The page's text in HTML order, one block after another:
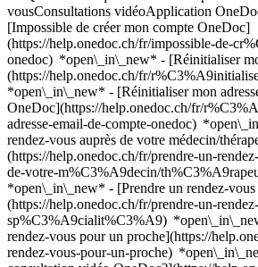
vousConsultations vidéoApplication
[Impossible de créer mon compte OneDoc]
(https://help.onedoc.ch/fr/impossible-de-
onedoc) *open\_in\_new* - [Réinitialiser
(https://help.onedoc.ch/fr/
*open\_in\_new* - [Réinitialiser mon
OneDoc](https://help.onedoc.ch/fr/
adresse-email-de-compte-onedoc)
rendez-vous auprès de votre médecin/
(https://help.onedoc.ch/fr/prendre-un-
de-votre-m%C3%A9decin/
*open\_in\_new* - [Prendre un rendez-
(https://help.onedoc.ch/fr/prendre-un-
sp%C3%A9cialit%C3%A9)
rendez-vous pour un proche](https://
rendez-vous-pour-un-proche)